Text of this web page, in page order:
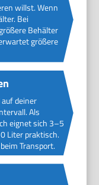
willst. Wenn
Bei
Behälter
größere
deiner
Als
eignet sich 3–5
Liter praktisch.
Transport.